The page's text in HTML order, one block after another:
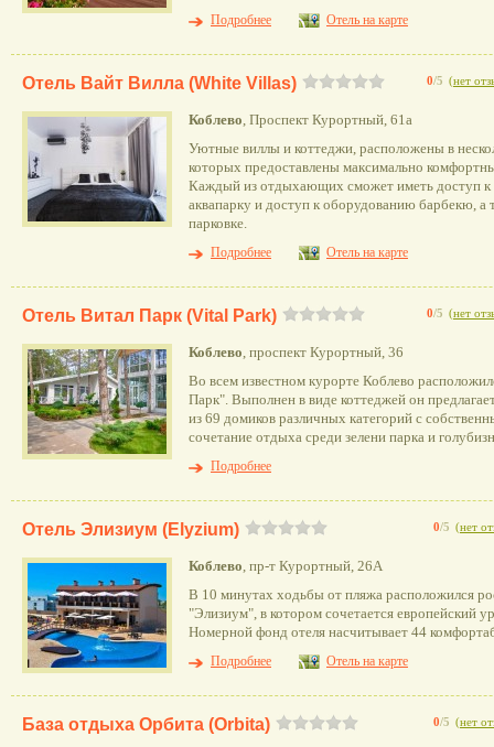
Подробнее
Отель на карте
0/5 (нет
Отель Вайт Вилла (White Villas)
Коблево, Проспект Курортный, 61а
Уютные виллы и коттеджи, расположены в
которых предоставлены максимально
Каждый из отдыхающих сможет иметь доступ к
аквапарку и доступ к оборудованию барбекю, а
парковке.
Подробнее
Отель на карте
0/5 (нет
Отель Витал Парк (Vital Park)
Коблево, проспект Курортный, 36
Во всем известном курорте Коблево
Парк". Выполнен в виде коттеджей он
из 69 домиков различных категорий с
сочетание отдыха среди зелени парка и
Подробнее
0/5 (нет
Отель Элизиум (Elyzium)
Коблево, пр-т Курортный, 26А
В 10 минутах ходьбы от пляжа расположился
"Элизиум", в котором сочетается европейский
Номерной фонд отеля насчитывает 44
Подробнее
Отель на карте
0/5 (нет
База отдыха Орбита (Orbita)